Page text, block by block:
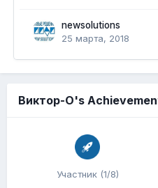
newsolutions
25 марта, 2018
Виктор-О's
Участник (1/8)